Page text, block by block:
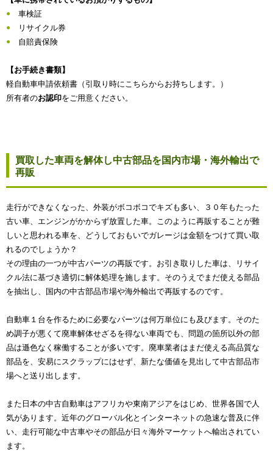
車検証
リサイクル券
自賠責保険
【お手続き書類】
軽自動車申請依頼書（引取り時にこちらからお持ちします。）
所有者のお認印をご用意ください。
買取した車両を解体し中古部品を国内市場・海外輸出で
再販
走行ができなくなった、外装がボコボコでキズも多い、３０年もたった
古い車、エンジンがかからず放置した車。このように再販することが難
しいと思われる車を、どうしておもいでガレージは金額をつけて買い取
れるのでしょうか？
その理由の一つが中古パーツの再販です。お引き取りした車は、リサイ
クル法に基づき適切に解体処理を施します。そのうえでまだ使える部品
を抽出し、国内の中古部品市場や海外輸出で再販するのです。
自動車１台を作るために必要なパーツは何万単位にも及びます。そのた
め調子が悪くて廃車解体せざるを得ない車両でも、問題の箇所以外の部
品は遜色なく稼働することが多いです。廃車業者はまだ使える高品質な
部品を、安易にスクラップにはせず、新たな価値を見出して中古部品市
場へと送り出します。
また日本の中古自動車はアフリカや東南アジアをはじめ、世界各国で人
気があります。近年のグローバル化とインターネットの急速な普及に伴
い、走行可能な中古車やその部品が日々海外マーケットへ輸出されてい
ます。